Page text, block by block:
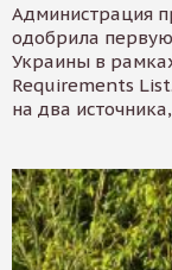
Администрация
одобрила
Украины в
Requirements
на два